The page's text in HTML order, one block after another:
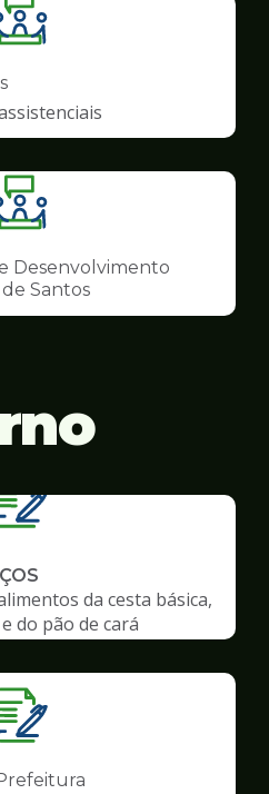
Ilustração
da
de
Conselhos
Ilustração
da
pagina
de
Conselhos
Desenvolvimento
Santos
da cesta básica,
do pão de cará
Ilustração
da
pagina